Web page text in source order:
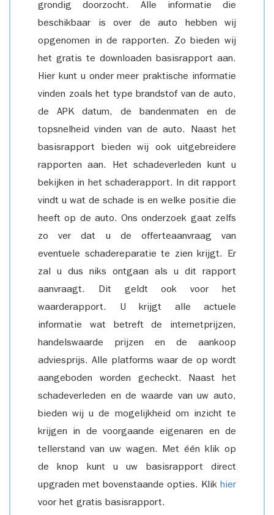
grondig doorzocht. Alle informatie die
beschikbaar is over de auto hebben wij
opgenomen in de rapporten. Zo bieden wij
het gratis te downloaden basisrapport aan.
Hier kunt u onder meer praktische informatie
vinden zoals het type brandstof van de auto,
de APK datum, de bandenmaten en de
topsnelheid vinden van de auto. Naast het
basisrapport bieden wij ook uitgebreidere
rapporten aan. Het schadeverleden kunt u
bekijken in het schaderapport. In dit rapport
vindt u wat de schade is en welke positie die
heeft op de auto. Ons onderzoek gaat zelfs
zo ver dat u de offerteaanvraag van
eventuele schadereparatie te zien krijgt. Er
zal u dus niks ontgaan als u dit rapport
aanvraagt. Dit geldt ook voor het
waarderapport. U krijgt alle actuele
informatie wat betreft de internetprijzen,
handelswaarde prijzen en de aankoop
adviesprijs. Alle platforms waar de op wordt
aangeboden worden gecheckt. Naast het
schadeverleden en de waarde van uw auto,
bieden wij u de mogelijkheid om inzicht te
krijgen in de voorgaande eigenaren en de
tellerstand van uw wagen. Met één klik op
de knop kunt u uw basisrapport direct
upgraden met bovenstaande opties. Klik hier
voor het gratis basisrapport.